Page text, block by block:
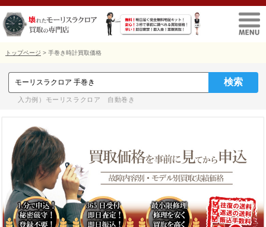
トップページ > 手巻き時計買取価格
入力例）モーリスラクロア 自動巻き